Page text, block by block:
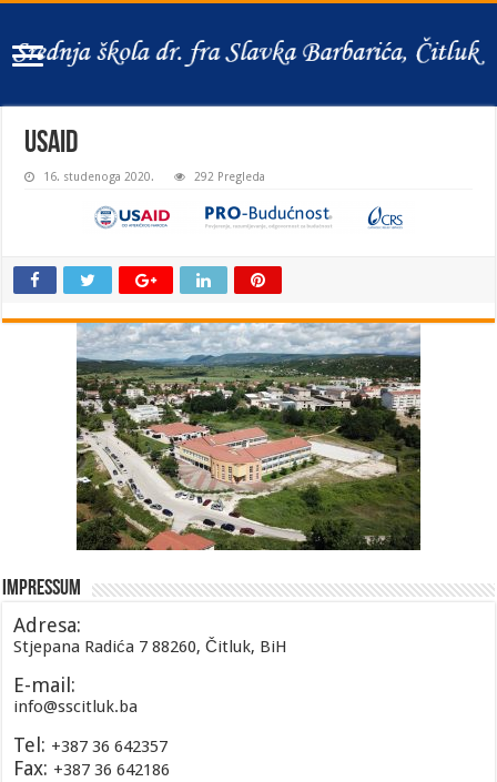
usaid
16. studenoga 2020. 292 Pregleda
Impressum
Adresa:
Stjepana Radića 7 88260, Čitluk, BiH
E-mail:
info@sscitluk.ba
Tel: +387 36 642357
Fax: +387 36 642186